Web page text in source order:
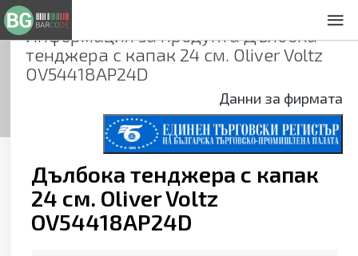
Информация за продуктаДълбока
тенджера с капак 24 см. Oliver Voltz
OV54418AP24D
Данни за фирмата
Дълбока тенджера с капак
24 см. Oliver Voltz
OV54418AP24D
Общи условия
Декларация за проверителност
Заснемане на продукти
Контакти